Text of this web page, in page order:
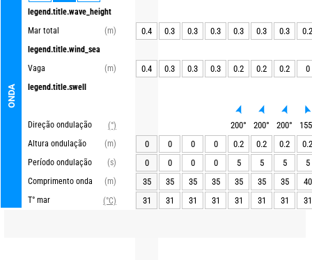
ONDA
legend.title.wave_height
Mar total
(m)
legend.title.wind_sea
Vaga
(m)
legend.title.swell
Direção ondulação
(°)
Altura ondulação
(m)
Período ondulação
(s)
Comprimento onda
(m)
T° mar
(°C)
0.4 0.3 0.3 0.3 0.3 0.3 0.3 0.2
0.4 0.3 0.3 0.3 0.2 0.2 0.2 0
200° 200° 200°
155
0
0 0 0 0.2 0.2 0.2
0.2
0
0 0 0 5 5 5
5
35
35 35 35 35 35 35
40
31
31 31 31 31 31 31 31